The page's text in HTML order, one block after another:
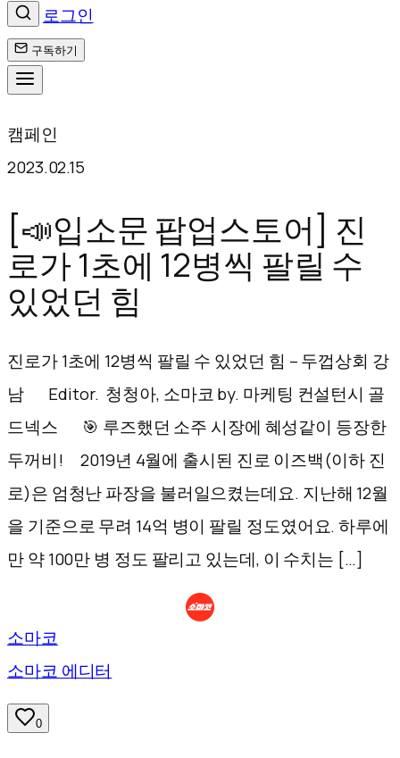
로그인
구독하기
텐
츠
로
바
로
가
캠페인
2023.02.15
[📣입소문 팝업스토어] 진
로가 1초에 12병씩 팔릴 수
있었던 힘
진로가 1초에 12병씩 팔릴 수 있었던 힘 – 두껍상회 강
남 Editor. 청청아, 소마코 by. 마케팅 컨설턴시 골
드넥스 🎯 루즈했던 소주 시장에 혜성같이 등장한
두꺼비! 2019년 4월에 출시된 진로 이즈백(이하 진
로)은 엄청난 파장을 불러일으켰는데요. 지난해 12월
을 기준으로 무려 14억 병이 팔릴 정도였어요. 하루에
만 약 100만 병 정도 팔리고 있는데, 이 수치는 […]
소마코
소마코 에디터
0